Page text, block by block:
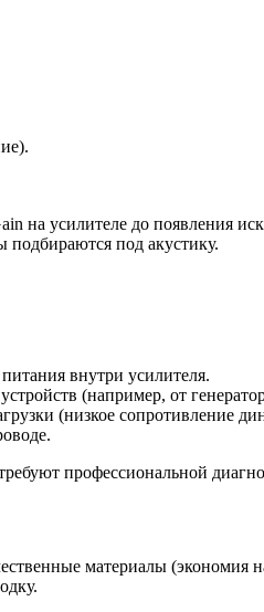
на усилителе до появления
подбираются под акустику.
внутри усилителя.
(например, от
(низкое сопротивление
профессиональной
материалы (экономия